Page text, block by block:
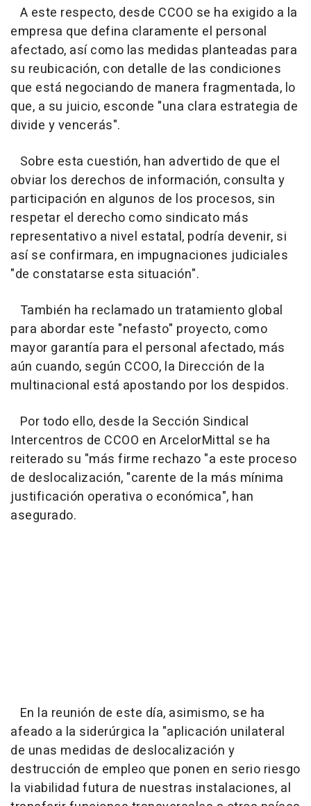
A este respecto, desde CCOO se ha exigido a la
empresa que defina claramente el personal
afectado, así como las medidas planteadas para
su reubicación, con detalle de las condiciones
que está negociando de manera fragmentada, lo
que, a su juicio, esconde "una clara estrategia de
divide y vencerás".
Sobre esta cuestión, han advertido de que el
obviar los derechos de información, consulta y
participación en algunos de los procesos, sin
respetar el derecho como sindicato más
representativo a nivel estatal, podría devenir, si
así se confirmara, en impugnaciones judiciales
"de constatarse esta situación".
También ha reclamado un tratamiento global
para abordar este "nefasto" proyecto, como
mayor garantía para el personal afectado, más
aún cuando, según CCOO, la Dirección de la
multinacional está apostando por los despidos.
Por todo ello, desde la Sección Sindical
Intercentros de CCOO en ArcelorMittal se ha
reiterado su "más firme rechazo "a este proceso
de deslocalización, "carente de la más mínima
justificación operativa o económica", han
asegurado.
En la reunión de este día, asimismo, se ha
afeado a la siderúrgica la "aplicación unilateral
de unas medidas de deslocalización y
destrucción de empleo que ponen en serio riesgo
la viabilidad futura de nuestras instalaciones, al